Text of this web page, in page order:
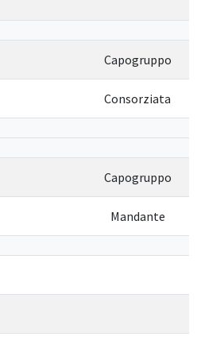
Capogruppo
Consorziata
Capogruppo
Mandante